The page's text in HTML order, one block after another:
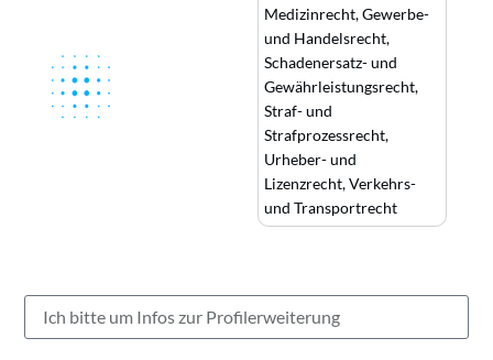
Medizinrecht,Gewerbe-
und Handelsrecht,
Schadenersatz- und
Gewährleistungsrecht,
Straf- und
Strafprozessrecht,
Urheber- und
Lizenzrecht,Verkehrs-
und Transportrecht